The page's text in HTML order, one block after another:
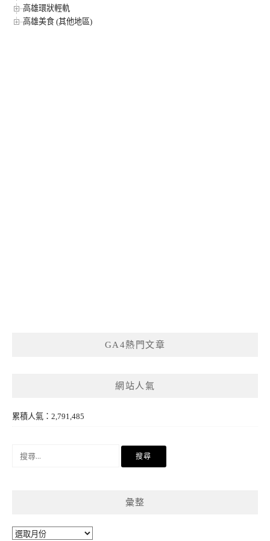
高雄環狀輕軌
高雄美食 (其他地區)
GA4熱門文章
網站人氣
累積人氣：2,791,485
彙整
彙